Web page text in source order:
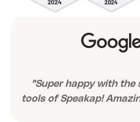
"Super happy with the
tools of Speakap!